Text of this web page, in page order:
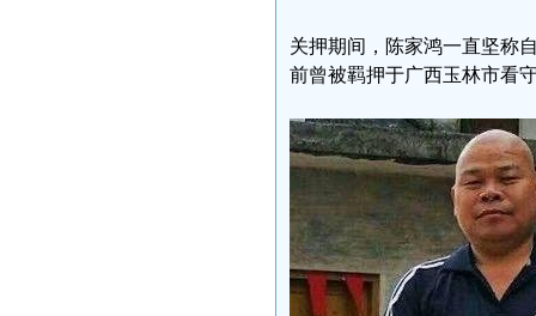
关押期间，陈家鸿一直坚称
前曾被羁押于广西玉林市看